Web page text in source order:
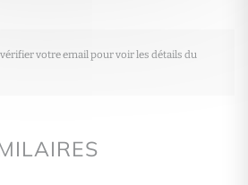
votre email pour voir les détails du